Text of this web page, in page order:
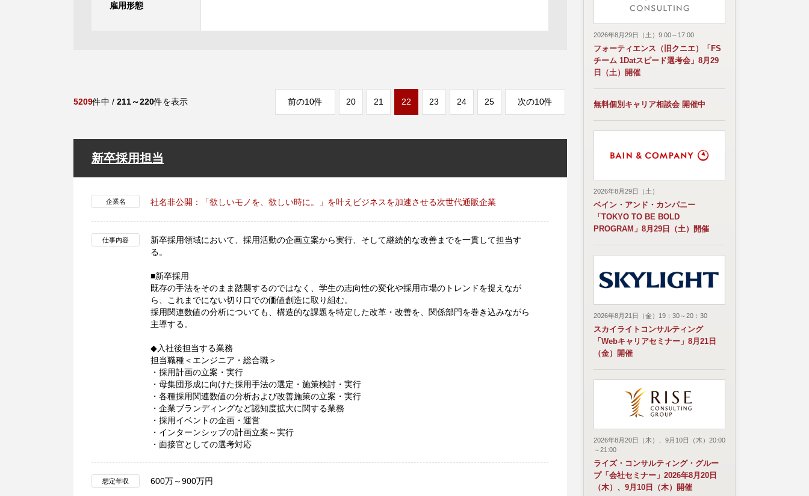
雇用形態
5209件中 / 211～220件を表示 前の10件 20 21 22 23 24 25 次の10件
新卒採用担当
企業名 社名非公開：「欲しいモノを、欲しい時に。」を叶えビジネスを加速させる次世代通販企業
仕事内容
新卒採用領域において、採用活動の企画立案から実行、そして継続的な改善までを一貫して担当す
る。
■新卒採用
既存の手法をそのまま踏襲するのではなく、学生の志向性の変化や採用市場のトレンドを捉えなが
ら、これまでにない切り口での価値創造に取り組む。
採用関連数値の分析についても、構造的な課題を特定した改革・改善を、関係部門を巻き込みながら
主導する。
◆入社後担当する業務
担当職種＜エンジニア・総合職＞
・採用計画の立案・実行
・母集団形成に向けた採用手法の選定・施策検討・実行
・各種採用関連数値の分析および改善施策の立案・実行
・企業ブランディングなど認知度拡大に関する業務
・採用イベントの企画・運営
・インターンシップの計画立案～実行
・面接官としての選考対応
想定年収 600万～900万円
2026年8月29日（土）9:00～17:00
フォーティエンス（旧クニエ）「FS
チーム 1Datスピード選考会」8月29
日（土）開催
無料個別キャリア相談会 開催中
2026年8月29日（土）
ベイン・アンド・カンパニー
「TOKYO TO BE BOLD
PROGRAM」8月29日（土）開催
2026年8月21日（金）19：30～20：30
スカイライトコンサルティング
「Webキャリアセミナー」8月21日
（金）開催
2026年8月20日（木）、9月10日（木）20:00
～21:00
ライズ・コンサルティング・グルー
プ「会社セミナー」2026年8月20日
（木）、9月10日（木）開催